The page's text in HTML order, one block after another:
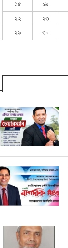
১৫
১৬
২২
২৩
২৯
৩০